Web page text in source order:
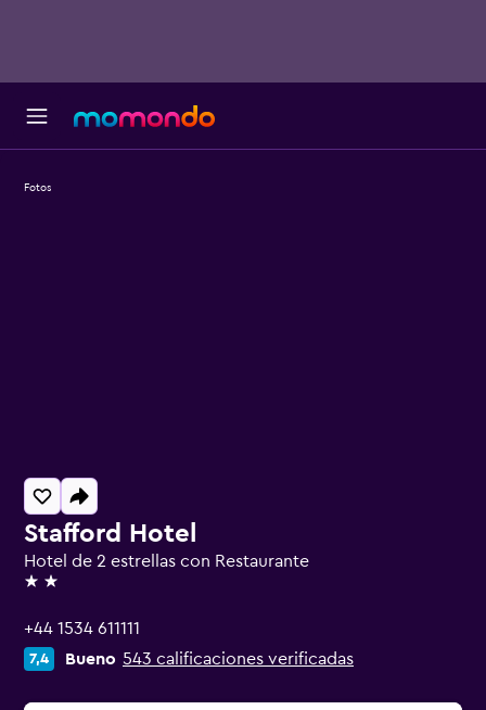
Stafford Hotel
Hotel de 2 estrellas con Restaurante
2 estrellas
+44 1534 611111
7,4 Bueno 543 calificaciones verificadas
Fotos